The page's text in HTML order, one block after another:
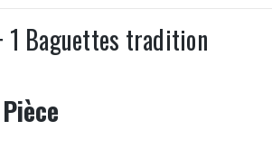
1 Baguettes tradition